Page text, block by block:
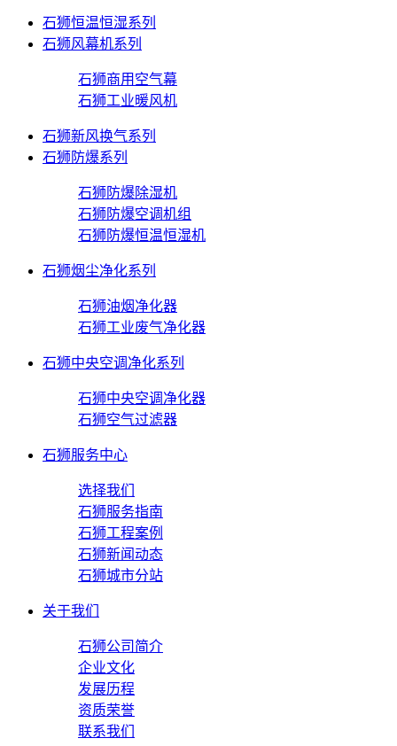
石狮恒温恒湿系列
石狮风幕机系列
石狮商用空气幕
石狮工业暖风机
石狮新风换气系列
石狮防爆系列
石狮防爆除湿机
石狮防爆空调机组
石狮防爆恒温恒湿机
石狮烟尘净化系列
石狮油烟净化器
石狮工业废气净化器
石狮中央空调净化系列
石狮中央空调净化器
石狮空气过滤器
石狮服务中心
选择我们
石狮服务指南
石狮工程案例
石狮新闻动态
石狮城市分站
关于我们
石狮公司简介
企业文化
发展历程
资质荣誉
联系我们